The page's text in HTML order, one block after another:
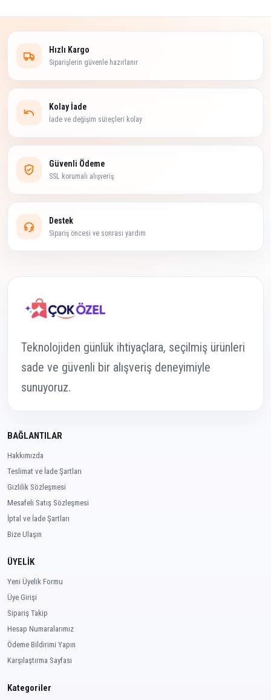
Hızlı Kargo
Siparişlerin güvenle hazırlanır
Kolay İade
İade ve değişim süreçleri kolay
Güvenli Ödeme
SSL korumalı alışveriş
Destek
Sipariş öncesi ve sonrası yardım
Teknolojiden günlük ihtiyaçlara, seçilmiş ürünleri
sade ve güvenli bir alışveriş deneyimiyle
sunuyoruz.
BAĞLANTILAR
Hakkımızda
Teslimat ve İade Şartları
Gizlilik Sözleşmesi
Mesafeli Satış Sözleşmesi
İptal ve İade Şartları
Bize Ulaşın
ÜYELİK
Yeni Üyelik Formu
Üye Girişi
Sipariş Takip
Hesap Numaralarımız
Ödeme Bildirimi Yapın
Karşılaştırma Sayfası
Kategoriler